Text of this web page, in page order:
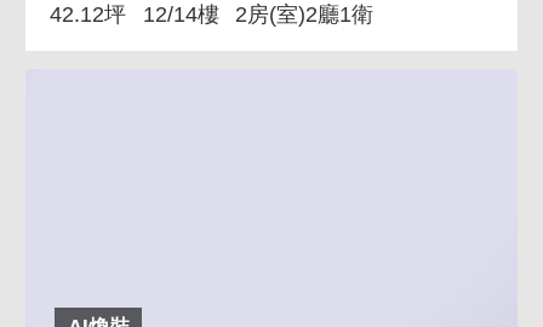
42.12坪 12/14樓 2房(室)2廳1衛